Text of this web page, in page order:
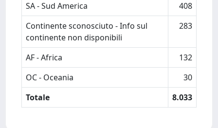
SA - Sud America
408
Continente sconosciuto - Info sul
continente non disponibili
283
AF - Africa
132
OC - Oceania
30
Totale
8.033